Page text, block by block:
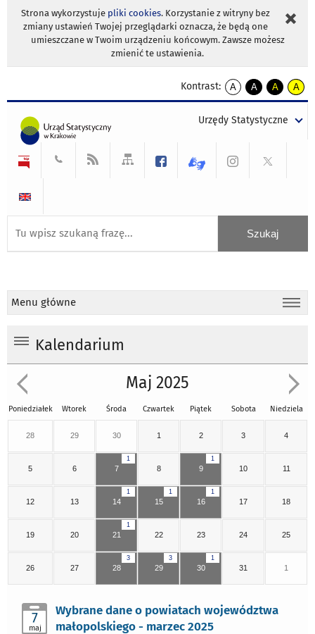
Strona wykorzystuje pliki cookies. Korzystanie z witryny bez
zmiany ustawień Twojej przeglądarki oznacza, że będą one
umieszczane w Twoim urządzeniu końcowym. Zawsze możesz
zmienić te ustawienia.
Kontrast:
A
kontrast
A
kontrast
tekst
czarnym
A
kontrast
tekst
czarnym
A
tekst
żółtym
Urzędy Statystyczne
Menu główne
Kalendarium
Maj 2025
Poniedziałek Wtorek Środa Czwartek Piątek Sobota Niedziela
28 29 30 1 2 3 4
5 6
1
7 8
1
9 10 11
12 13
1
14
1
15
1
16 17 18
19 20
1
21 22 23 24 25
26 27
3
28
3
29
1
30 31 1
7
maj
Wybrane dane o powiatach województwa
małopolskiego - marzec 2025